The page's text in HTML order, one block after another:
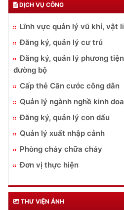
DỊCH VỤ CÔNG
Lĩnh vực quản lý vũ khí, vật
Đăng ký, quản lý cư trú
Đăng ký, quản lý phương
đường bộ
Cấp thẻ Căn cước công dân
Quản lý ngành nghề kinh
Đăng ký, quản lý con dấu
Quản lý xuất nhập cảnh
Phòng cháy chữa cháy
Đơn vị thực hiện
THƯ VIỆN ẢNH